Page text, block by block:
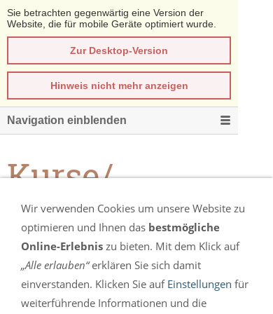
Sie betrachten gegenwärtig eine Version der
Website, die für mobile Geräte optimiert wurde.
Zur Desktop-Version
Hinweis nicht mehr anzeigen
Navigation einblenden
Kurse/
Veranstaltungen
ÜBERSICHT ÜBER UNSERE KURSE
UND VERANSTALTUNGEN
Wir verwenden Cookies um unsere Website zu
optimieren und Ihnen das bestmögliche
Online-Erlebnis zu bieten. Mit dem Klick auf
„Alle erlauben“erklären Sie sich damit
einverstanden. Klicken Sie auf Einstellungen für
weiterführende Informationen und die